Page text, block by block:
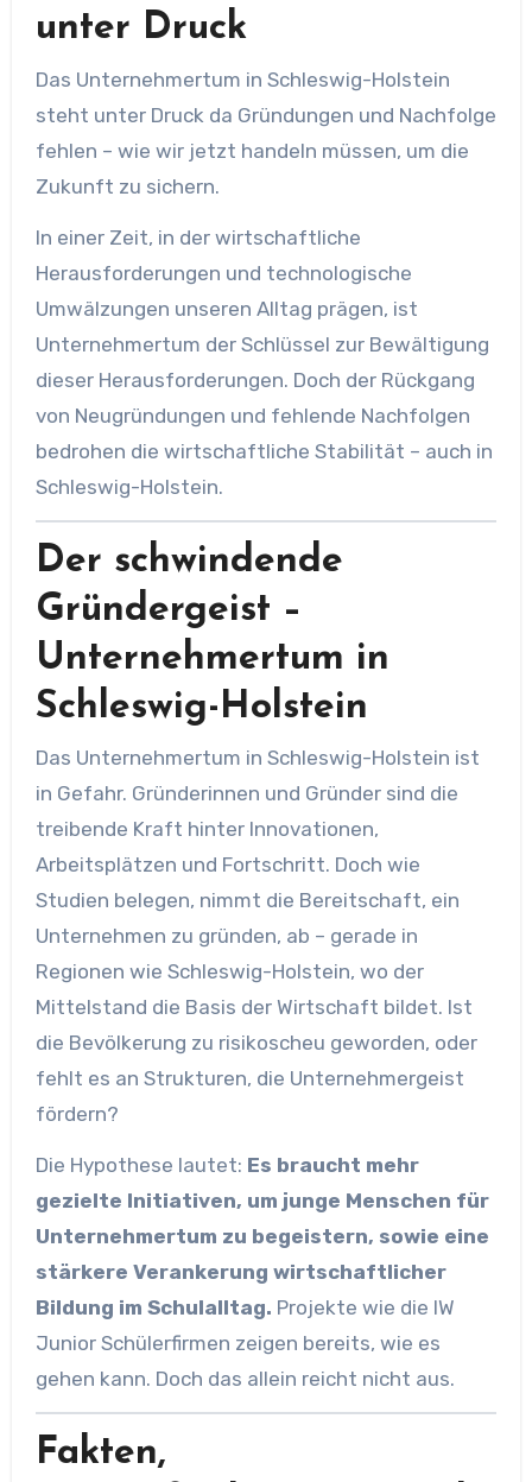
unter Druck
Das Unternehmertum in Schleswig-Holstein
steht unter Druck da Gründungen und Nachfolge
fehlen – wie wir jetzt handeln müssen, um die
Zukunft zu sichern.
In einer Zeit, in der wirtschaftliche
Herausforderungen und technologische
Umwälzungen unseren Alltag prägen, ist
Unternehmertum der Schlüssel zur Bewältigung
dieser Herausforderungen. Doch der Rückgang
von Neugründungen und fehlende Nachfolgen
bedrohen die wirtschaftliche Stabilität – auch in
Schleswig-Holstein.
Der schwindende
Gründergeist –
Unternehmertum in
Schleswig-Holstein
Das Unternehmertum in Schleswig-Holstein ist
in Gefahr. Gründerinnen und Gründer sind die
treibende Kraft hinter Innovationen,
Arbeitsplätzen und Fortschritt. Doch wie
Studien belegen, nimmt die Bereitschaft, ein
Unternehmen zu gründen, ab – gerade in
Regionen wie Schleswig-Holstein, wo der
Mittelstand die Basis der Wirtschaft bildet. Ist
die Bevölkerung zu risikoscheu geworden, oder
fehlt es an Strukturen, die Unternehmergeist
fördern?
Die Hypothese lautet: Es braucht mehr
gezielte Initiativen, um junge Menschen für
Unternehmertum zu begeistern, sowie eine
stärkere Verankerung wirtschaftlicher
Bildung im Schulalltag. Projekte wie die IW
Junior Schülerfirmen zeigen bereits, wie es
gehen kann. Doch das allein reicht nicht aus.
Fakten,